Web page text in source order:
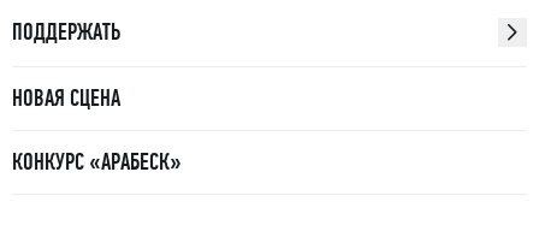
ПОДДЕРЖАТЬ
НОВАЯ СЦЕНА
КОНКУРС «АРАБЕСК»